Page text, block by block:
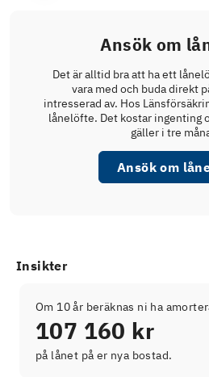
Ansök om
Det är alltid bra att ha ett
vara med och buda direkt
intresserad av. Hos
lånelöfte. Det kostar ingenting
gäller i tre
Ansök om
Insikter
Om 10 år beräknas ni ha
107 160 kr
på lånet på er nya bostad.